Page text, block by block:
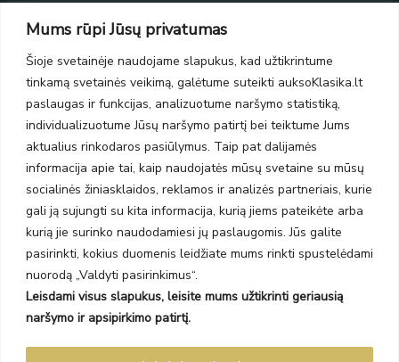
Mums rūpi Jūsų privatumas
Šioje svetainėje naudojame slapukus, kad užtikrintume
tinkamą svetainės veikimą, galėtume suteikti auksoKlasika.lt
paslaugas ir funkcijas, analizuotume naršymo statistiką,
individualizuotume Jūsų naršymo patirtį bei teiktume Jums
aktualius rinkodaros pasiūlymus. Taip pat dalijamės
informacija apie tai, kaip naudojatės mūsų svetaine su mūsų
socialinės žiniasklaidos, reklamos ir analizės partneriais, kurie
gali ją sujungti su kita informacija, kurią jiems pateikėte arba
kurią jie surinko naudodamiesi jų paslaugomis. Jūs galite
pasirinkti, kokius duomenis leidžiate mums rinkti spustelėdami
nuorodą „Valdyti pasirinkimus“.
Leisdami visus slapukus, leisite mums užtikrinti geriausią
naršymo ir apsipirkimo patirtį.
Taikos pr. 139
PC Molas, Klaipėda
Taikos pr. 141
PC BIG 2, Klaipėda
Šilutės pl. 35
PC Banginis, Klaipėda
NAUJIENLAIŠKIS
Prenumeruokite ir gaukite pasiūlymus, naujienas bei riboto
leidimo kolekcijas.
Prenumeruodami sutinkate su Taisyklėmis ir Privatumo politika.